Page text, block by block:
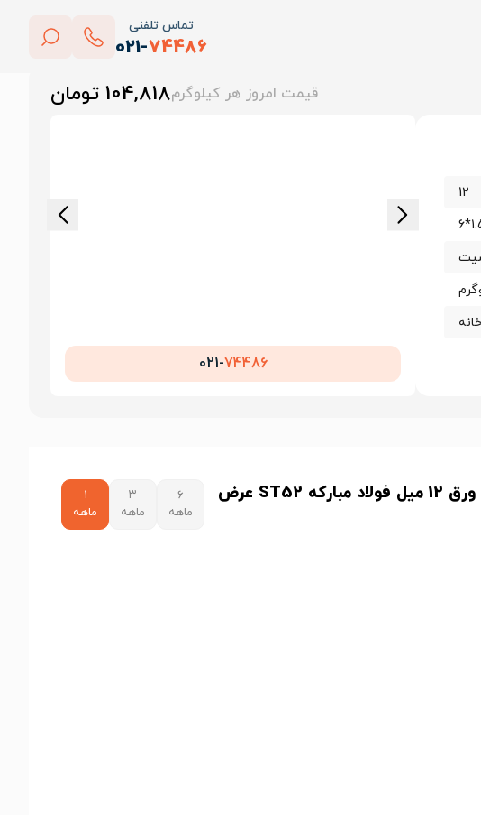
تماس تلفنی
021-74486
قیمت امروز هر کیلوگرم104,818 تومان
12
021-74486
نمودار قیمت ورق 12 میل فولاد مبارکه ST52 عرض
۶
ماهه
۳
ماهه
۱
ماهه